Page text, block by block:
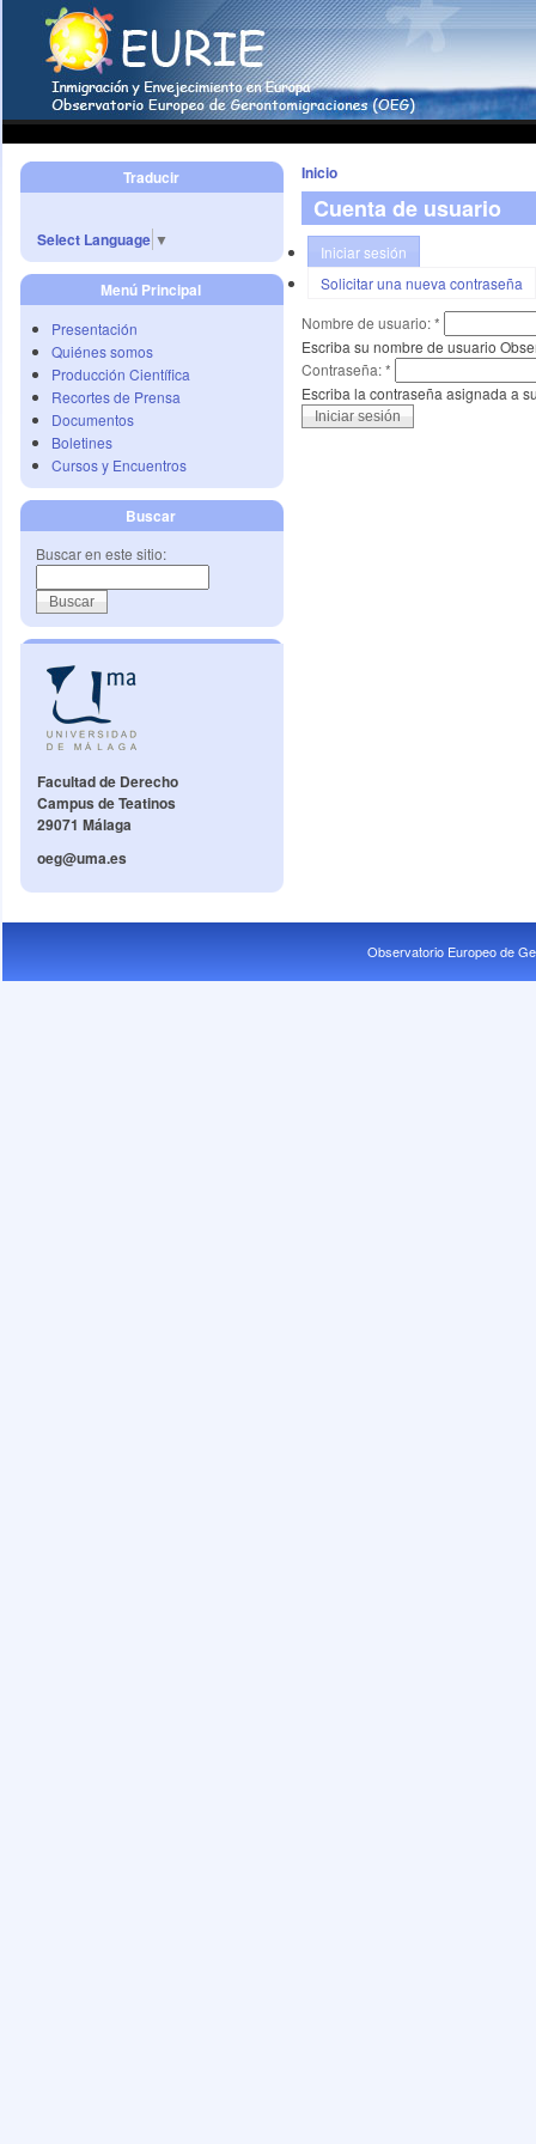
Traducir
Select Language ▼
Menú Principal
Presentación
Quiénes somos
Producción Científica
Recortes de Prensa
Documentos
Boletines
Cursos y Encuentros
Buscar
Buscar en este sitio:
Facultad de Derecho
Campus de Teatinos
29071 Málaga
oeg@uma.es
Inicio
Cuenta de usuario
Iniciar sesión
Solicitar una nueva contraseña
Nombre de usuario:*
Escriba su nombre de usuario
Contraseña:*
Escriba la contraseña asignada a
Observatorio Europeo de